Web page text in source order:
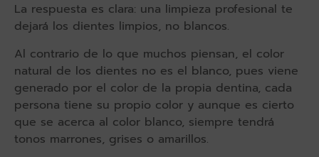
La respuesta es clara: una limpieza profesional te
dejará los dientes limpios, no blancos.
Al contrario de lo que muchos piensan, el color
natural de los dientes no es el blanco, pues viene
generado por el color de la propia dentina, cada
persona tiene su propio color y aunque es cierto
que se acerca al color blanco, siempre tendrá
tonos marrones, grises o amarillos.